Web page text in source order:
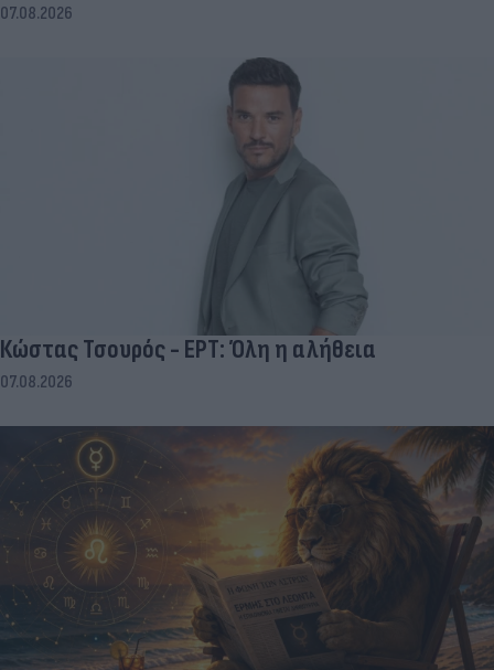
07.08.2026
Κώστας Τσουρός - ΕΡΤ: Όλη η αλήθεια
07.08.2026